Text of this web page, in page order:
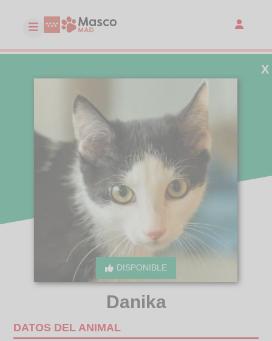
DISPONIBLE
X
Danika
DATOS DEL ANIMAL